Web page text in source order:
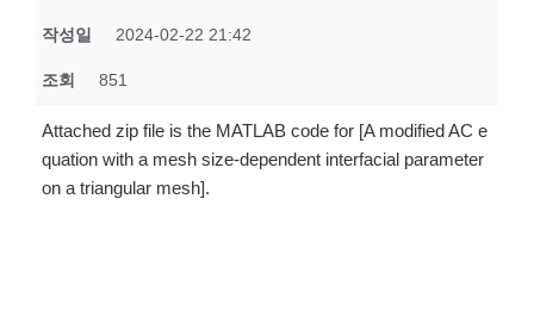
작성일 2024-02-22 21:42
조회 851
Attached zip file is the MATLAB code for [A modified AC e
quation with a mesh size-dependent interfacial parameter
on a triangular mesh].